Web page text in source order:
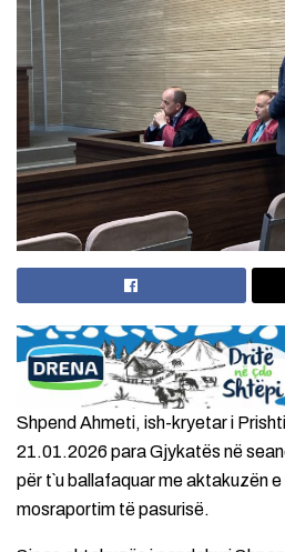
Shpend Ahmeti, ish-kryetar i
21.01.2026 para Gjykatës në
për t`u ballafaquar me aktakuzën
mosraportim të pasurisë.